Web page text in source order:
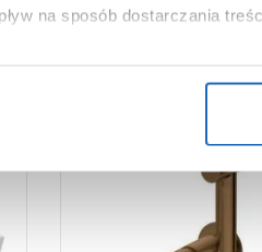
na sposób dostarczania
informacji na temat plików